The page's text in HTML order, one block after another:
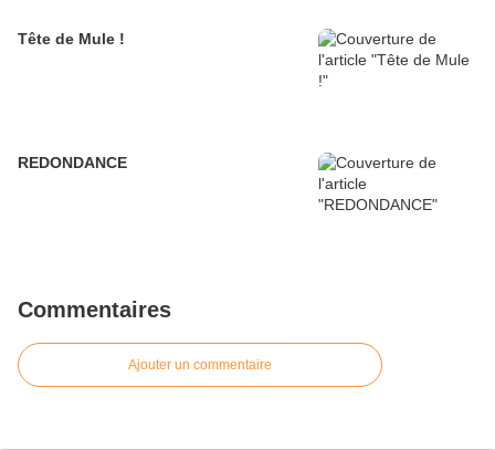
Tête de Mule !
REDONDANCE
Commentaires
Ajouter un commentaire